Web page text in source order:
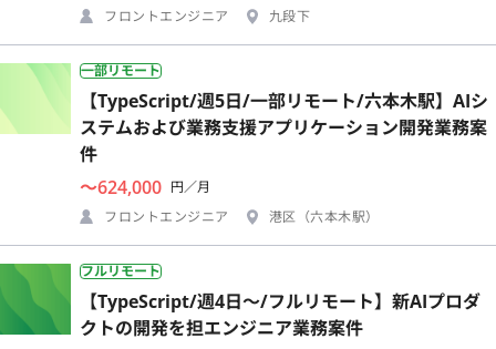
フロントエンジニア
九段下
一部リモート
【TypeScript/週5日/一部リモート/六本木駅】AIシ
ステムおよび業務支援アプリケーション開発業務案
件
〜624,000 円／月
フロントエンジニア
港区（六本木駅）
フルリモート
【TypeScript/週4日〜/フルリモート】新AIプロダ
クトの開発を担エンジニア業務案件